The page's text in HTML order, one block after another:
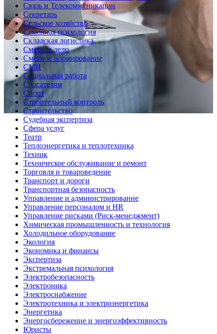
Связь и Телекоммуникации
Секретарь
Сельское хозяйство
Семейная психология
Складская логистика
Сметное дело
Сметное нормирование
СМИ
Социальная работа
Спасателям
Спорт
Строительный контроль
Строительство
Судебная экспертиза
Сфера услуг
Театр
Теплоэнергетика и теплотехника
Техник
Техническое обслуживание и ремонт
Торговля и товароведение
Транспорт и дороги
Транспортная безопасность
Управление и администрирование
Управление персоналом и HR
Управление рисками (Риск-менеджмент)
Химическая промышленность и технология
Холодильное оборудование
Экология
Экономика и финансы
Экспертиза
Экстремальная психология
Электробезопасность
Электроника
Электроснабжение
Электротехника и электроэнергетика
Энергетика
Энергосбережение и энергоэффективность
Юристы